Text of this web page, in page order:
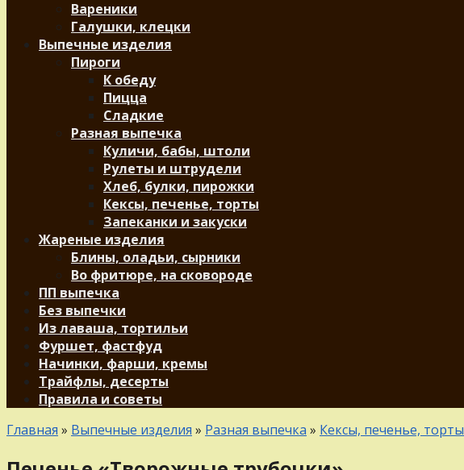
Вареники
Галушки, клецки
Выпечные изделия
Пироги
К обеду
Пицца
Сладкие
Разная выпечка
Куличи, бабы, штоли
Рулеты и штрудели
Хлеб, булки, пирожки
Кексы, печенье, торты
Запеканки и закуски
Жареные изделия
Блины, оладьи, сырники
Во фритюре, на сковороде
ПП выпечка
Без выпечки
Из лаваша, тортильи
Фуршет, фастфуд
Начинки, фарши, кремы
Трайфлы, десерты
Правила и советы
Главная » Выпечные изделия » Разная выпечка » Кексы, печенье, торты